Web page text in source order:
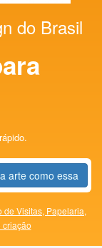
do Brasil
arte como essa
de Visitas, Papelaria,
criação